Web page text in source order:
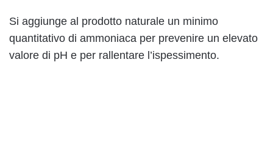
Si aggiunge al prodotto naturale un minimo
quantitativo di ammoniaca per prevenire un elevato
valore di pH e per rallentare l’ispessimento.